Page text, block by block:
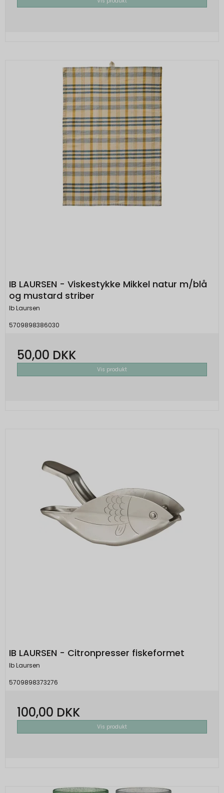
IB LAURSEN - Viskestykke Mikkel natur m/blå
og mustard striber
Ib Laursen
5709898386030
50,00 DKK
Vis produkt
IB LAURSEN - Citronpresser fiskeformet
Ib Laursen
5709898373276
100,00 DKK
Vis produkt